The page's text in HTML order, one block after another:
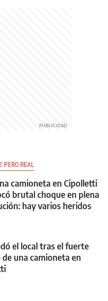
PERO REAL
camioneta en Cipolletti
brutal choque en plena
hay varios heridos
el local tras el fuerte
una camioneta en